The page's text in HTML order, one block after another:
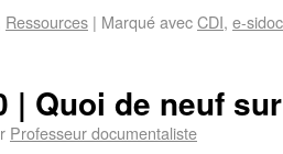
Ressources | Marqué avecCDI, e-sidoc
| Quoi de neuf
Professeur documentaliste